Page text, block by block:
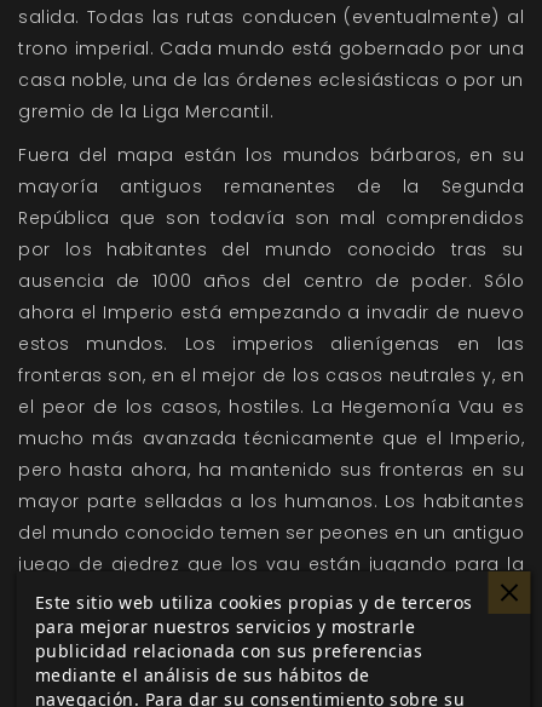
salida. Todas las rutas conducen (eventualmente) al
trono imperial. Cada mundo está gobernado por una
casa noble, una de las órdenes eclesiásticas o por un
gremio de la Liga Mercantil.
Fuera del mapa están los mundos bárbaros, en su
mayoría antiguos remanentes de la Segunda
República que son todavía son mal comprendidos
por los habitantes del mundo conocido tras su
ausencia de 1000 años del centro de poder. Sólo
ahora el Imperio está empezando a invadir de nuevo
estos mundos. Los imperios alienígenas en las
fronteras son, en el mejor de los casos neutrales y, en
el peor de los casos, hostiles. La Hegemonía Vau es
mucho más avanzada técnicamente que el Imperio,
pero hasta ahora, ha mantenido sus fronteras en su
mayor parte selladas a los humanos. Los habitantes
del mundo conocido temen ser peones en un antiguo
juego de ajedrez que los vau están jugando para la
eventual la propiedad de todo el espacio. Los
simbiontes son criaturas que cambian de forma y
pueden convertir a los humanos a su sociedad
colmena; son luchan con dientes, garras y blaster por
Este sitio web utiliza cookies propias y de terceros
para mejorar nuestros servicios y mostrarle
publicidad relacionada con sus preferencias
mediante el análisis de sus hábitos de
navegación. Para dar su consentimiento sobre su